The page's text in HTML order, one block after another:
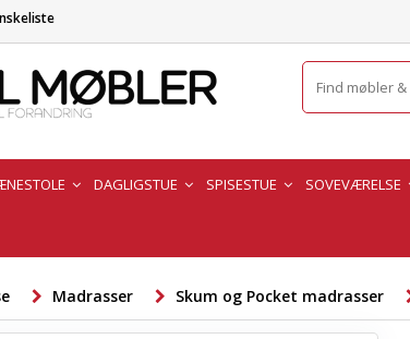
DAGLIGSTUE SPISESTUE SOVEVÆRELSE
Madrasser Skum og Pocket madrasser